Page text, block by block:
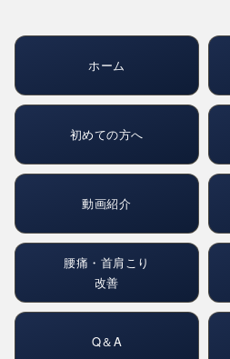
ホーム
初めての方へ
動画紹介
腰痛・首肩こり
改善
Q＆A